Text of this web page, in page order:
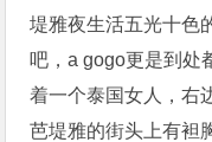
堤雅夜生活五光十色
吧，a gogo更是到处
着一个泰国女人，右
芭堤雅的街头上有袒